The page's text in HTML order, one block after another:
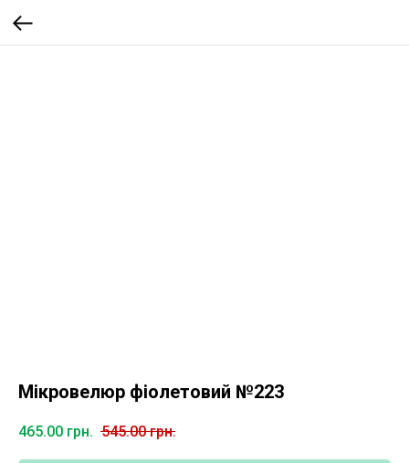
Мікровелюр фіолетовий №223
465.00 грн. 545.00 грн.